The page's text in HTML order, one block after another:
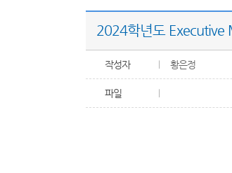
2024학년도 Executive
작성자 황은정
파일